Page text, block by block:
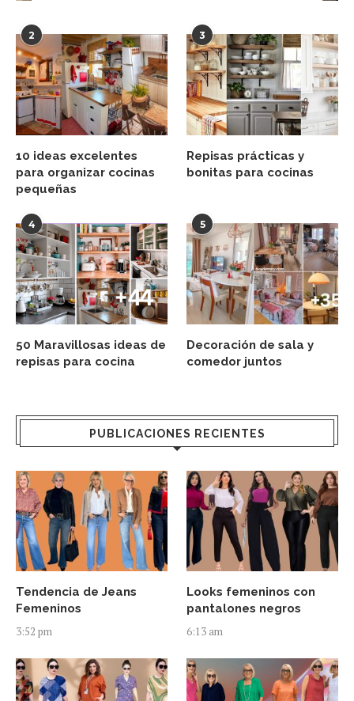
2
10 ideas excelentes
para organizar cocinas
pequeñas
3
Repisas prácticas y
bonitas para cocinas
4
50 Maravillosas ideas de
repisas para cocina
5
Decoración de sala y
comedor juntos
PUBLICACIONES RECIENTES
Tendencia de Jeans
Femeninos
3:52 pm
Looks femeninos con
pantalones negros
6:13 am